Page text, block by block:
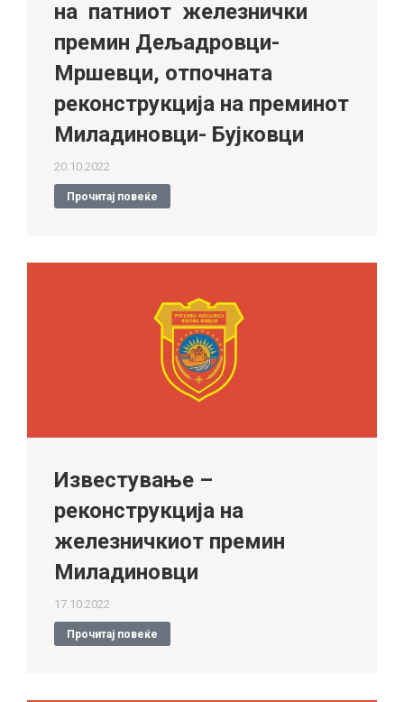
на патниот железнички
премин Дељадровци-
Мршевци, отпочната
реконструкција на преминот
Миладиновци- Бујковци
20.10.2022
Прочитај повеќе
Известување –
реконструкција на
железничкиот премин
Миладиновци
17.10.2022
Прочитај повеќе